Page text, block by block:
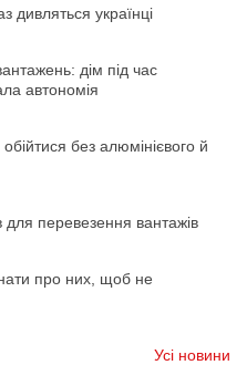
дивляться українці
дім під час
автономія
без алюмінієвого й
для перевезення вантажів
про них, щоб не
Усі новини